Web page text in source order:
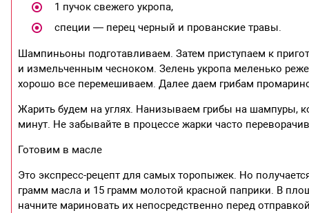
1 пучок свежего укропа,
специи — перец черный и прованские травы.
Шампиньоны подготавливаем. Затем приступаем к
и измельченным чесноком. Зелень укропа меленько
хорошо все перемешиваем. Далее даем грибам
Жарить будем на углях. Нанизываем грибы на шампуры,
минут. Не забывайте в процессе жарки часто
Готовим в масле
Это экспресс-рецепт для самых торопыжек. Но
грамм масла и 15 грамм молотой красной паприки. В
начните мариновать их непосредственно перед